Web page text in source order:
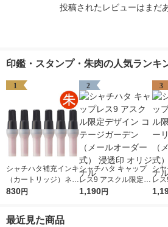
投稿されたレビューはまだ
印鑑・スタンプ・朱肉の人気ランキ
1
シャチハタ補充インキ
（カートリッジ）ネー
ム9用 朱 6本入（簡易
830円
2
シャチハタ キャップ
レス9 アスクル限定デ
ザイン コテージガー
1,190円
3
シ
レ
ザイ
最近見た商品